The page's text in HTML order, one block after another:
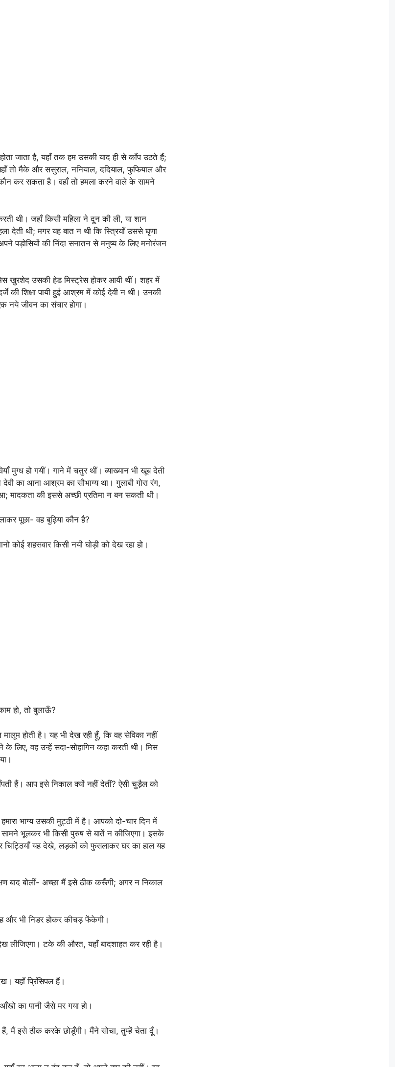
जाता है, यहाँ तक हम उसकी याद ही से काँप उठते हैं;
तो मैके और ससुराल, ननियाल, ददियाल, फुफियाल और
कौन कर सकता है। वहाँ तो हमला करने वाले के सामने
थी। जहाँ किसी महिला ने दून की ली, या शान
देती थी; मगर यह बात न थी कि स्त्रियाँ उससे घृणा
पड़ोसियों की निंदा सनातन से मनुष्य के लिए मनोरंजन
खुरशेद उसकी हेड मिस्ट्रेस होकर आयी थीं। शहर में
शिक्षा पायी हुई आश्रम में कोई देवी न थी। उनकी
जीवन का संचार होगा।
हो गयीं। गाने में चतुर थीं। व्याख्यान भी खूब देती
का आना आश्रम का सौभाग्य था। गुलाबी गोरा रंग,
की इससे अच्छी प्रतिमा न बन सकती थी।
पूछा- वह बुढ़िया कौन है?
शहसवार किसी नयी घोड़ी को देख रहा हो।
हो, तो बुलाऊँ?
होती है। यह भी देख रही हूँ, कि वह सेविका नहीं
लिए, वह उन्हें सदा-सोहागिन कहा करती थी। मिस
हैं। आप इसे निकाल क्यों नहीं देतीं? ऐसी चुड़ैल को
भाग्य उसकी मुट्ठी में है। आपको दो-चार दिन में
भूलकर भी किसी पुरुष से बातें न कीजिएगा। इसके
यह देखे, लड़कों को फुसलाकर घर का हाल यह
बाद बोलीं- अच्छा मैं इसे ठीक करूँगी; अगर न निकाल
और भी निडर होकर कीचड़ फेंकेगी।
टके की औरत, यहाँ बादशाहत कर रही है।
यहाँ प्रिंसिपल हैं।
का पानी जैसे मर गया हो।
मैं इसे ठीक करके छोडूँगी। मैंने सोचा, तुम्हें चेता दूँ।